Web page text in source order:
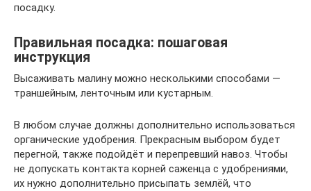
посадку.
Правильная посадка: пошаговая
инструкция
Высаживать малину можно несколькими способами —
траншейным, ленточным или кустарным.
В любом случае должны дополнительно использоваться
органические удобрения. Прекрасным выбором будет
перегной, также подойдёт и перепревший навоз. Чтобы
не допускать контакта корней саженца с удобрениями,
их нужно дополнительно присыпать землёй, что